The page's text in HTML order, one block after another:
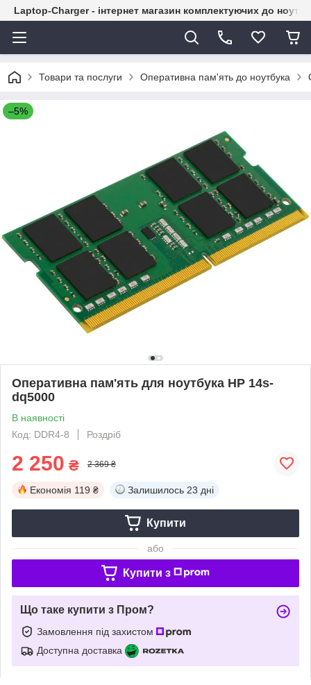
Laptop-Charger - інтернет магазин комплектуючих до
Товари та послуги Оперативна пам'ять до ноутбука
–5%
Оперативна пам'ять для ноутбука HP 14s-
dq5000
В наявності
Код: DDR4-8
Роздріб
2 250 ₴ 2 369 ₴
Економія 119 ₴ Залишилось 23 дні
Купити
або
Купити з
Що таке купити з Пром?
Замовлення під захистом
Доступна доставка